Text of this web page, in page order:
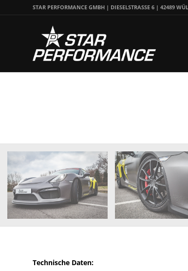
STAR PERFORMANCE GMBH | DIESELSTRASSE 6 | 42489
Technische Daten: